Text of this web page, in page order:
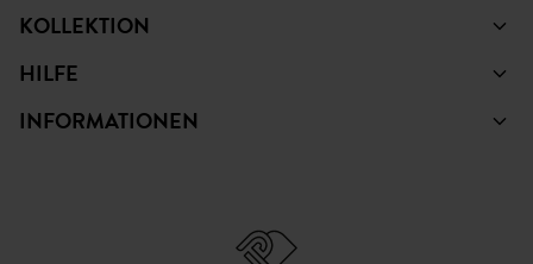
KOLLEKTION
HILFE
INFORMATIONEN